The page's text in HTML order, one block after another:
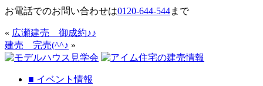
お電話でのお問い合わせは0120-644-544まで
« 広瀬建売 御成約♪♪
建売 完売(^^♪ »
■ イベント情報